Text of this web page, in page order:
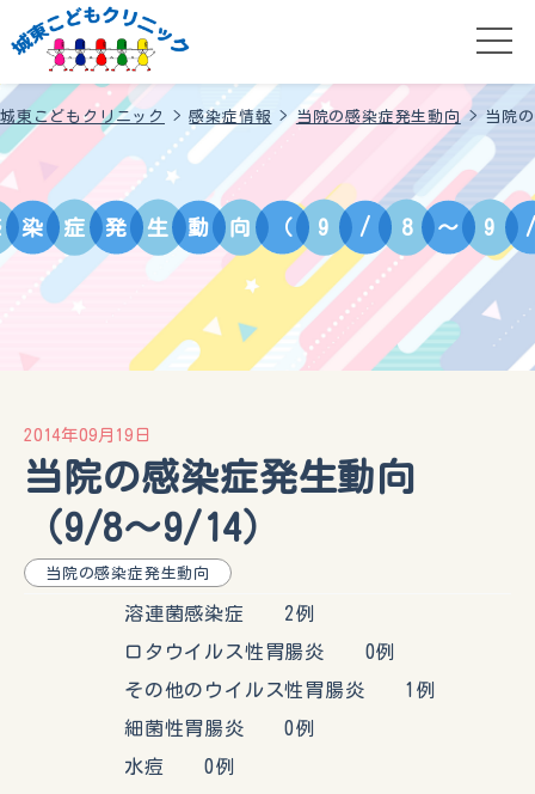
城東こどもクリニック >感染症情報 > 当院の感染症発生動向> 当院
染 症 発 生 動 向 （ 9 / 8 ～ 9
2014年09月19日
当院の感染症発生動向
（9/8～9/14）
当院の感染症発生動向
溶連菌感染症 2例
ロタウイルス性胃腸炎 0例
その他のウイルス性胃腸炎 1例
細菌性胃腸炎 0例
水痘 0例